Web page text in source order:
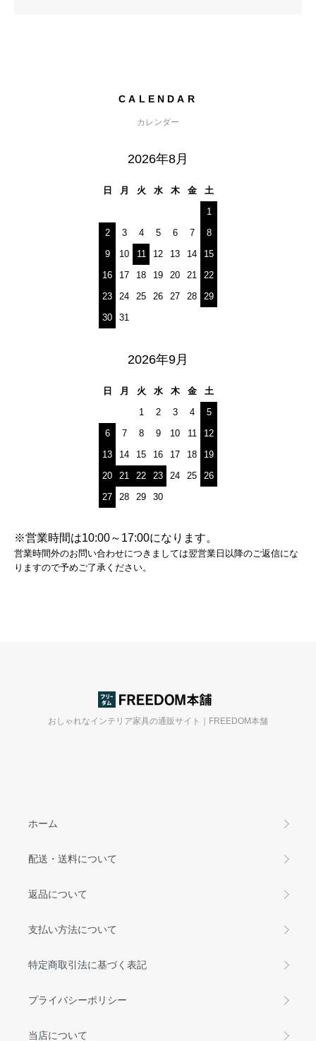
CALENDAR
カレンダー
2026年8月
日 月 火 水 木 金
土
1
2
3 4 5 6 7
8
9
10 11 12 13 14
15
16
17 18 19 20 21
22
23
24 25 26 27 28
29
30
31
2026年9月
日 月 火 水 木 金
土
1
2 3 4
5
6
7 8 9 10 11
12
13
14 15 16 17 18
19
20
21 22 23 24 25
26
27
28 29 30
※営業時間は10:00～17:00になります。
営業時間外のお問い合わせにつきましては翌営業日以降のご返信にな
りますので予めご了承ください。
おしゃれなインテリア家具の通販サイト｜FREEDOM本舗
ホーム
配送・送料について
返品について
支払い方法について
特定商取引法に基づく表記
プライバシーポリシー
当店について